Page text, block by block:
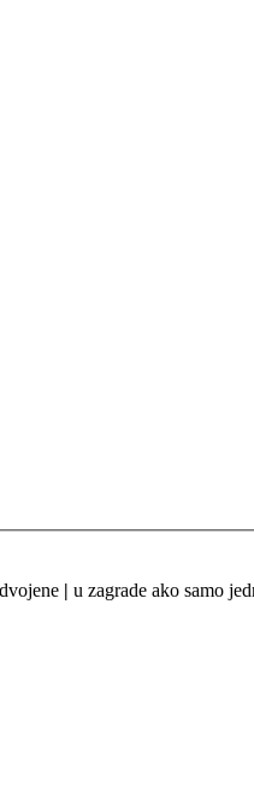
| u zagrade ako samo